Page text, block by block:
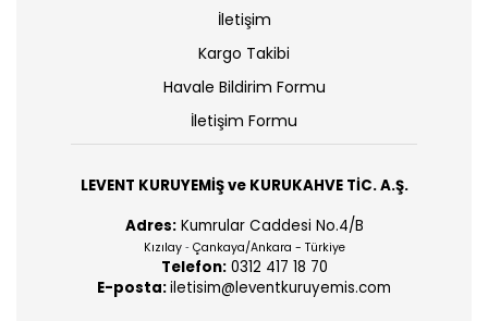
İletişim
Kargo Takibi
Havale Bildirim Formu
İletişim Formu
LEVENT KURUYEMİŞ ve KURUKAHVE TİC. A.Ş.
Adres:Kumrular Caddesi No.4/B
Kızılay - Çankaya/Ankara - Türkiye
Telefon:0312 417 18 70
E-posta:iletisim@leventkuruyemis.com